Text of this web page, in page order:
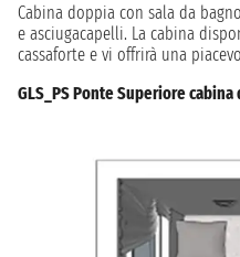
Cabina doppia con sala da
e asciugacapelli. La cabina
cassaforte e vi offrirà una
GLS_PS Ponte Superiore cabina